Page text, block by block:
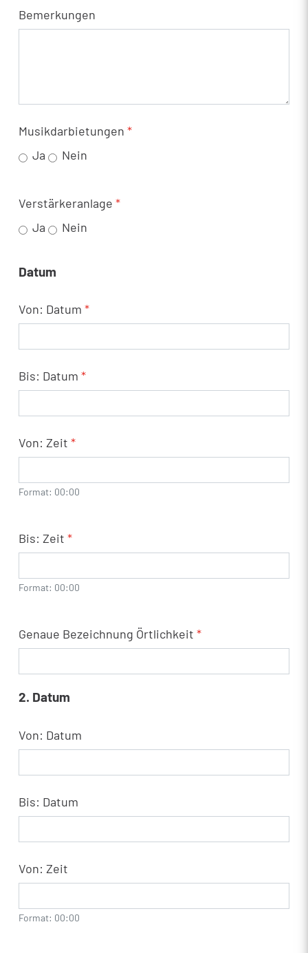
Bemerkungen
Musikdarbietungen *
Ja
Nein
Verstärkeranlage *
Ja
Nein
Datum
Von: Datum *
Bis: Datum *
Von: Zeit *
Format: 00:00
Bis: Zeit *
Format: 00:00
Genaue Bezeichnung Örtlichkeit *
2. Datum
Von: Datum
Bis: Datum
Von: Zeit
Format: 00:00